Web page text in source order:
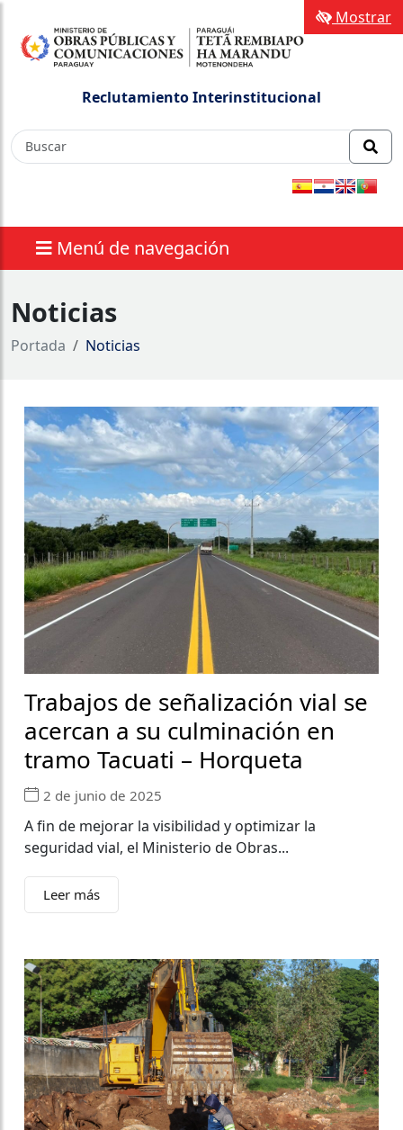
Reclutamiento Interinstitucional
Menú de navegación
Mostrar
Noticias
Portada Noticias
Trabajos de señalización vial se
acercan a su culminación en
tramo Tacuati – Horqueta
2 de junio de 2025
A fin de mejorar la visibilidad y optimizar la
seguridad vial, el Ministerio de Obras...
Leer más